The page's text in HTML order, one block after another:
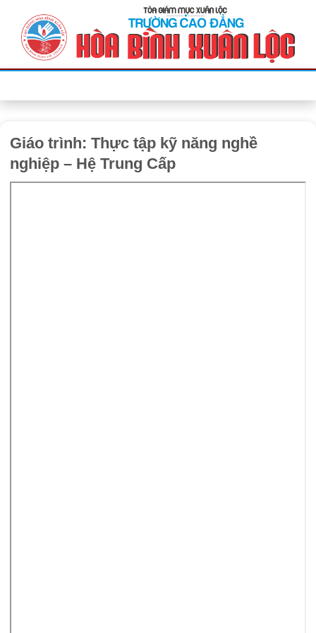
Giáo trình: Thực tập kỹ năng nghề
nghiệp – Hệ Trung Cấp